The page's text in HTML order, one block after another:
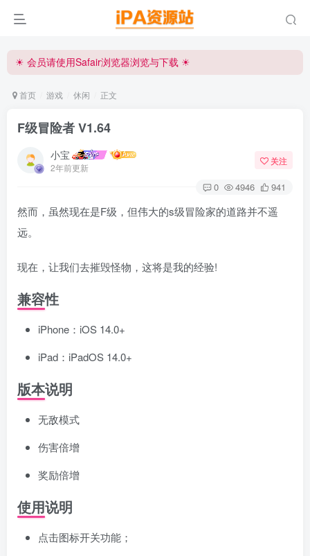
☀ 会员请使用Safair浏览器浏览与下载 ☀
☀ 会员请使用Safair浏览器浏览与下载 ☀
首页 游戏 休闲 正文
F级冒险者 V1.64
小宝
2年前更新
关注
0 4946 941
然而，虽然现在是F级，但伟大的s级冒险家的道路并不遥
远。
现在，让我们去摧毁怪物，这将是我的经验!
兼容性
iPhone：iOS 14.0+
iPad：iPadOS 14.0+
版本说明
无敌模式
伤害倍增
奖励倍增
使用说明
点击图标开关功能；